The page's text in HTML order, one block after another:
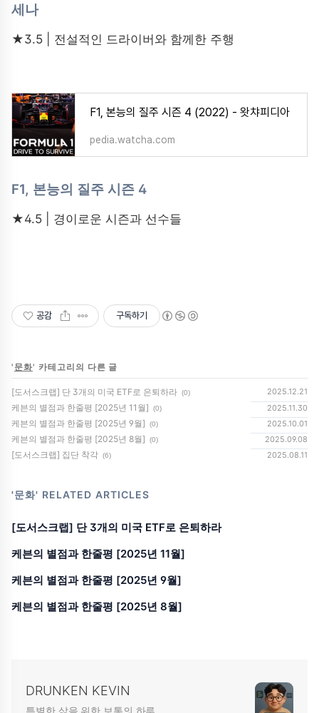
세나
★3.5 | 전설적인 드라이버와 함께한 주행
F1, 본능의 질주 시즌 4 (2022) - 왓챠피디아
pedia.watcha.com
F1, 본능의 질주 시즌 4
★4.5 | 경이로운 시즌과 선수들
공감 구독하기
' 문화' 카테고리의 다른 글
[도서스크랩] 단 3개의 미국 ETF로 은퇴하라 (0) 2025.12.21
케븐의 별점과 한줄평 [2025년 11월] (0) 2025.11.30
케븐의 별점과 한줄평 [2025년 9월] (0) 2025.10.01
케븐의 별점과 한줄평 [2025년 8월] (0) 2025.09.08
[도서스크랩] 집단 착각 (6) 2025.08.11
'문화' RELATED ARTICLES
[도서스크랩] 단 3개의 미국 ETF로 은퇴하라
케븐의 별점과 한줄평 [2025년 11월]
케븐의 별점과 한줄평 [2025년 9월]
케븐의 별점과 한줄평 [2025년 8월]
DRUNKEN KEVIN
특별한 삶을 위한 보통의 하루